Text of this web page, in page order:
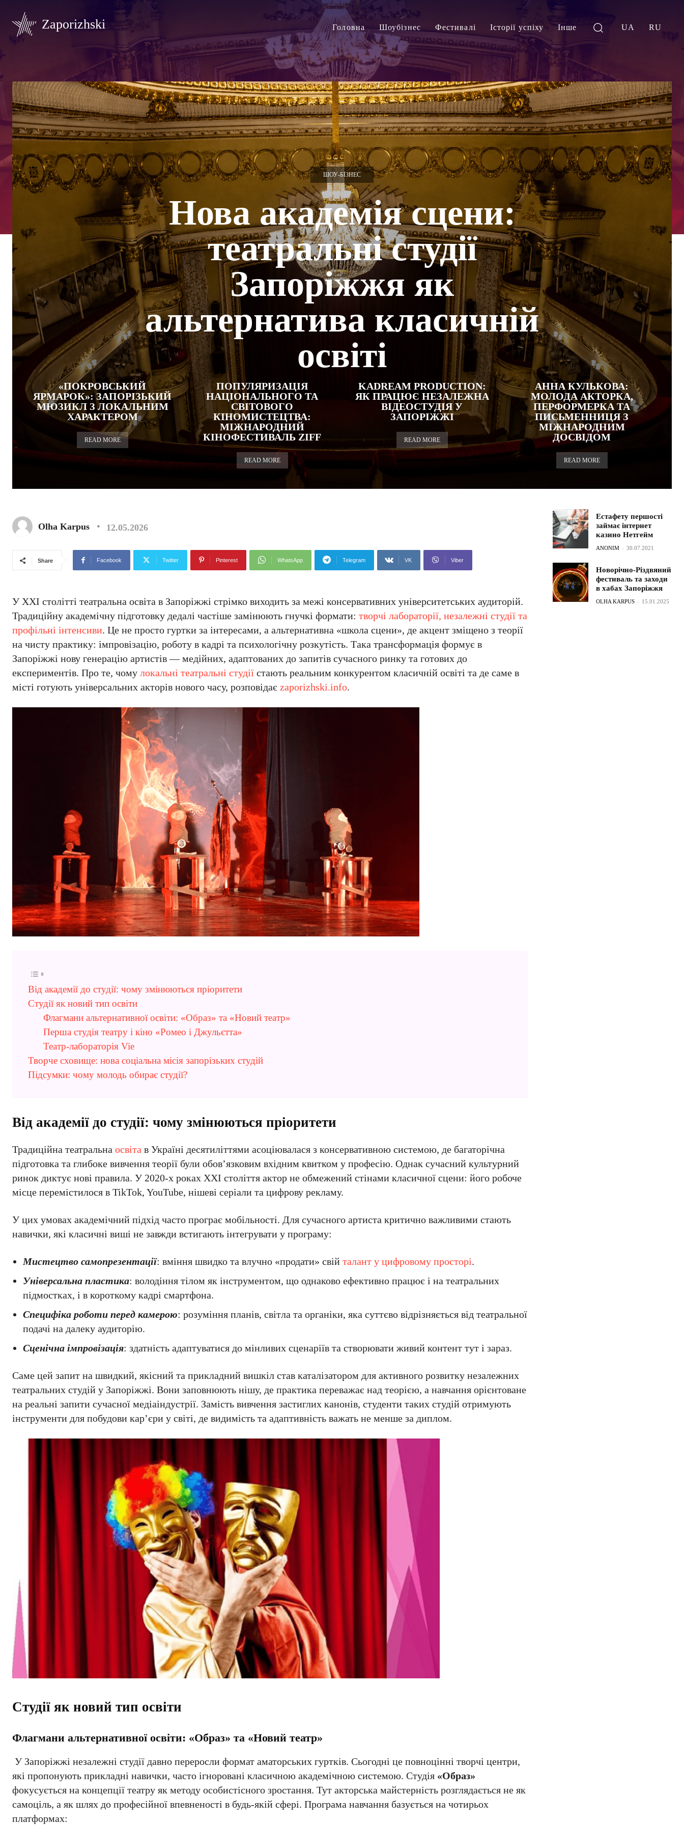
Zaporizhski Головна Шоубізнес Фестивалі Історії успіху Інше UA RU
ШОУ-БІЗНЕС
Нова академія сцени:
театральні студії
Запоріжжя як
альтернатива класичній
освіті
«ПОКРОВСЬКИЙ
ЯРМАРОК»: ЗАПОРІЗЬКИЙ
МЮЗИКЛ З ЛОКАЛЬНИМ
ХАРАКТЕРОМ
READ MORE
ПОПУЛЯРИЗАЦІЯ
НАЦІОНАЛЬНОГО ТА
СВІТОВОГО
КІНОМИСТЕЦТВА:
МІЖНАРОДНИЙ
КІНОФЕСТИВАЛЬ ZIFF
READ MORE
KADREAM PRODUCTION:
ЯК ПРАЦЮЄ НЕЗАЛЕЖНА
ВІДЕОСТУДІЯ У
ЗАПОРІЖЖІ
READ MORE
АННА КУЛЬКОВА:
МОЛОДА АКТОРКА,
ПЕРФОРМЕРКА ТА
ПИСЬМЕННИЦЯ З
МІЖНАРОДНИМ
ДОСВІДОМ
READ MORE
Olha Karpus 12.05.2026
Share Facebook Twitter Pinterest WhatsApp Telegram VK Viber
У XXI столітті театральна освіта в Запоріжжі стрімко виходить за межі консервативних університетських аудиторій.
Традиційну академічну підготовку дедалі частіше замінюють гнучкі формати: творчі лабораторії, незалежні студії та
профільні інтенсиви. Це не просто гуртки за інтересами, а альтернативна «школа сцени», де акцент зміщено з теорії
на чисту практику: імпровізацію, роботу в кадрі та психологічну розкутість. Така трансформація формує в
Запоріжжі нову генерацію артистів — медійних, адаптованих до запитів сучасного ринку та готових до
експериментів. Про те, чому локальні театральні студії стають реальним конкурентом класичній освіті та де саме в
місті готують універсальних акторів нового часу, розповідає zaporizhski.info.
Від академії до студії: чому змінюються пріоритети
Студії як новий тип освіти
Флагмани альтернативної освіти: «Образ» та «Новий театр»
Перша студія театру і кіно «Ромео і Джульєтта»
Театр-лабораторія Vie
Творче сховище: нова соціальна місія запорізьких студій
Підсумки: чому молодь обирає студії?
Від академії до студії: чому змінюються пріоритети
Традиційна театральна освіта в Україні десятиліттями асоціювалася з консервативною системою, де багаторічна
підготовка та глибоке вивчення теорії були обов’язковим вхідним квитком у професію. Однак сучасний культурний
ринок диктує нові правила. У 2020-х роках XXI століття актор не обмежений стінами класичної сцени: його робоче
місце перемістилося в TikTok, YouTube, нішеві серіали та цифрову рекламу.
У цих умовах академічний підхід часто програє мобільності. Для сучасного артиста критично важливими стають
навички, які класичні виші не завжди встигають інтегрувати у програму:
Мистецтво самопрезентації: вміння швидко та влучно «продати» свій талант у цифровому просторі.
Універсальна пластика: володіння тілом як інструментом, що однаково ефективно працює і на театральних
підмостках, і в короткому кадрі смартфона.
Специфіка роботи перед камерою: розуміння планів, світла та органіки, яка суттєво відрізняється від театральної
подачі на далеку аудиторію.
Сценічна імпровізація: здатність адаптуватися до мінливих сценаріїв та створювати живий контент тут і зараз.
Саме цей запит на швидкий, якісний та прикладний вишкіл став каталізатором для активного розвитку незалежних
театральних студій у Запоріжжі. Вони заповнюють нішу, де практика переважає над теорією, а навчання орієнтоване
на реальні запити сучасної медіаіндустрії. Замість вивчення застиглих канонів, студенти таких студій отримують
інструменти для побудови кар’єри у світі, де видимість та адаптивність важать не менше за диплом.
Студії як новий тип освіти
Флагмани альтернативної освіти: «Образ» та «Новий театр»
У Запоріжжі незалежні студії давно переросли формат аматорських гуртків. Сьогодні це повноцінні творчі центри,
які пропонують прикладні навички, часто ігноровані класичною академічною системою. Студія «Образ»
фокусується на концепції театру як методу особистісного зростання. Тут акторська майстерність розглядається не як
самоціль, а як шлях до професійної впевненості в будь-якій сфері. Програма навчання базується на чотирьох
платформах:
Естафету першості
займає інтернет
казино Нетгейм
ANONIM - 30.07.2021
Новорічно-Різдвяний
фестиваль та заходи
в хабах Запоріжжя
OLHA KARPUS - 15.01.2025